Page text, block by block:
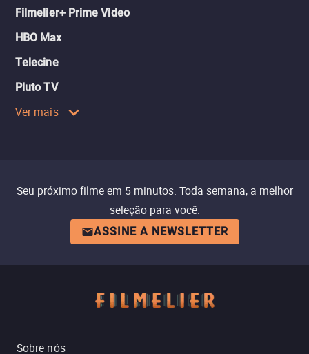
Filmelier+ Prime Video
HBO Max
Telecine
Pluto TV
Ver mais
Seu próximo filme em 5 minutos. Toda semana, a melhor
seleção para você.
ASSINE A NEWSLETTER
Sobre nós